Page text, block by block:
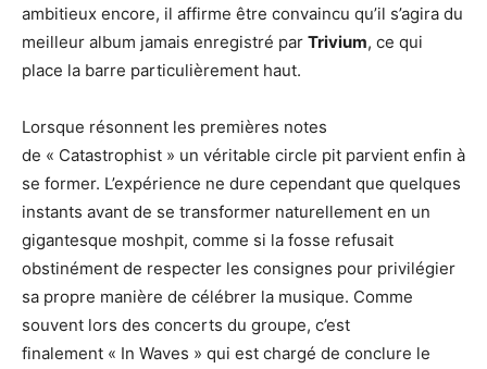
ambitieux encore, il affirme être convaincu qu’il s’agira du
meilleur album jamais enregistré par Trivium, ce qui
place la barre particulièrement haut.
Lorsque résonnent les premières notes
de « Catastrophist » un véritable circle pit parvient enfin à
se former. L’expérience ne dure cependant que quelques
instants avant de se transformer naturellement en un
gigantesque moshpit, comme si la fosse refusait
obstinément de respecter les consignes pour privilégier
sa propre manière de célébrer la musique. Comme
souvent lors des concerts du groupe, c’est
finalement « In Waves » qui est chargé de conclure le